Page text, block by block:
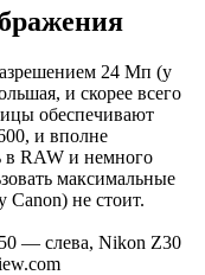
24 Мп (у
и скорее всего
обеспечивают
и вполне
в RAW и немного
максимальные
Canon) не стоит.
— слева, Nikon Z30